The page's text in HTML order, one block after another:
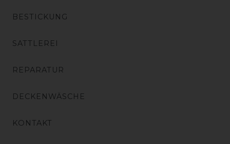
BESTICKUNG
SATTLEREI
REPARATUR
DECKENWÄSCHE
KONTAKT